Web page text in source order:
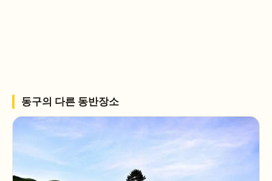
동구의 다른 동반장소